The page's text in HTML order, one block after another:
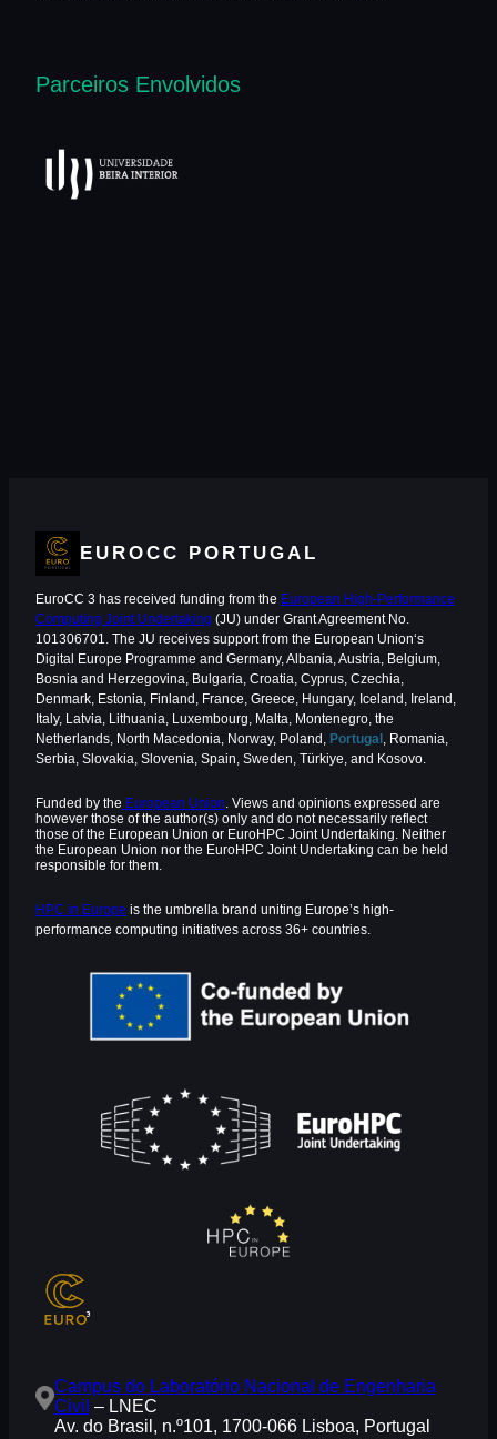
Parceiros Envolvidos
EUROCC PORTUGAL
EuroCC 3 has received funding from the European High-Performance
Computing Joint Undertaking (JU) under Grant Agreement No.
101306701. The JU receives support from the European Union‘s
Digital Europe Programme and Germany, Albania, Austria, Belgium,
Bosnia and Herzegovina, Bulgaria, Croatia, Cyprus, Czechia,
Denmark, Estonia, Finland, France, Greece, Hungary, Iceland, Ireland,
Italy, Latvia, Lithuania, Luxembourg, Malta, Montenegro, the
Netherlands, North Macedonia, Norway, Poland, Portugal , Romania,
Serbia, Slovakia, Slovenia, Spain, Sweden, Türkiye, and Kosovo.
Funded by the European Union. Views and opinions expressed are
however those of the author(s) only and do not necessarily reflect
those of the European Union or EuroHPC Joint Undertaking. Neither
the European Union nor the EuroHPC Joint Undertaking can be held
responsible for them.
HPC in Europe is the umbrella brand uniting Europe’s high-
performance computing initiatives across 36+ countries.
Campus do Laboratório Nacional de Engenharia
Civil – LNEC
Av. do Brasil, n.º101, 1700-066 Lisboa, Portugal